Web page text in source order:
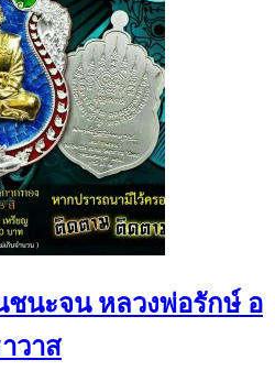
ชนะจน หลวงพ่อรักษ์ อ
วาส